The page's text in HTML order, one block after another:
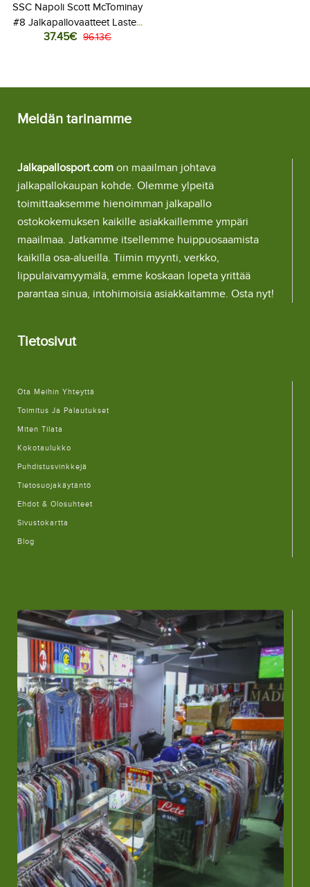
SSC Napoli Scott McTominay
#8 Jalkapallovaatteet Lasten
Kolmas peliasu 2025-26
37.45€ 96.13€
Meidän tarinamme
Jalkapallosport.com on maailman johtava
jalkapallokaupan kohde. Olemme ylpeitä
toimittaaksemme hienoimman jalkapallo
ostokokemuksen kaikille asiakkaillemme ympäri
maailmaa. Jatkamme itsellemme huippuosaamista
kaikilla osa-alueilla. Tiimin myynti, verkko,
lippulaivamyymälä, emme koskaan lopeta yrittää
parantaa sinua, intohimoisia asiakkaitamme. Osta nyt!
Tietosivut
Ota Meihin Yhteyttä
Toimitus Ja Palautukset
Miten Tilata
Kokotaulukko
Puhdistusvinkkejä
Tietosuojakäytäntö
Ehdot & Olosuhteet
Sivustokartta
Blog